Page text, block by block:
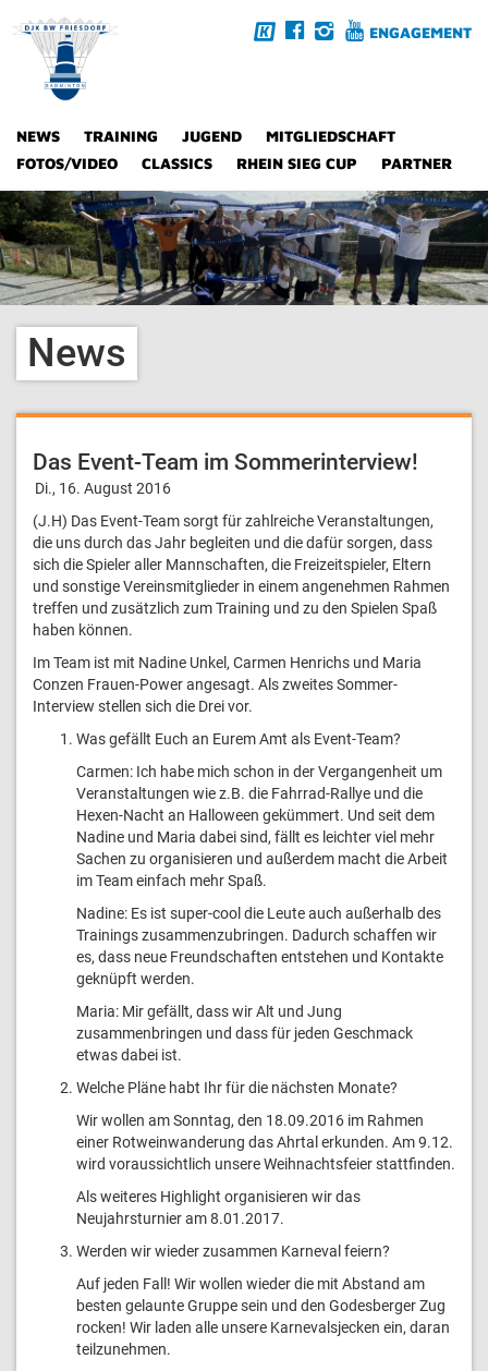
ENGAGEMENT
NEWS TRAINING JUGEND
MITGLIEDSCHAFT
FOTOS/VIDEO
CLASSICS RHEIN SIEG CUP PARTNER
News
Das Event-Team im Sommerinterview!
Di., 16. August 2016
(J.H) Das Event-Team sorgt für zahlreiche Veranstaltungen,
die uns durch das Jahr begleiten und die dafür sorgen, dass
sich die Spieler aller Mannschaften, die Freizeitspieler, Eltern
und sonstige Vereinsmitglieder in einem angenehmen Rahmen
treffen und zusätzlich zum Training und zu den Spielen Spaß
haben können.
Im Team ist mit Nadine Unkel, Carmen Henrichs und Maria
Conzen Frauen-Power angesagt. Als zweites Sommer-
Interview stellen sich die Drei vor.
Was gefällt Euch an Eurem Amt als Event-Team?
Carmen: Ich habe mich schon in der Vergangenheit um
Veranstaltungen wie z.B. die Fahrrad-Rallye und die
Hexen-Nacht an Halloween gekümmert. Und seit dem
Nadine und Maria dabei sind, fällt es leichter viel mehr
Sachen zu organisieren und außerdem macht die Arbeit
im Team einfach mehr Spaß.
Nadine: Es ist super-cool die Leute auch außerhalb des
Trainings zusammenzubringen. Dadurch schaffen wir
es, dass neue Freundschaften entstehen und Kontakte
geknüpft werden.
Maria: Mir gefällt, dass wir Alt und Jung
zusammenbringen und dass für jeden Geschmack
etwas dabei ist.
Welche Pläne habt Ihr für die nächsten Monate?
Wir wollen am Sonntag, den 18.09.2016 im Rahmen
einer Rotweinwanderung das Ahrtal erkunden. Am 9.12.
wird voraussichtlich unsere Weihnachtsfeier stattfinden.
Als weiteres Highlight organisieren wir das
Neujahrsturnier am 8.01.2017.
Werden wir wieder zusammen Karneval feiern?
Auf jeden Fall! Wir wollen wieder die mit Abstand am
besten gelaunte Gruppe sein und den Godesberger Zug
rocken! Wir laden alle unsere Karnevalsjecken ein, daran
teilzunehmen.